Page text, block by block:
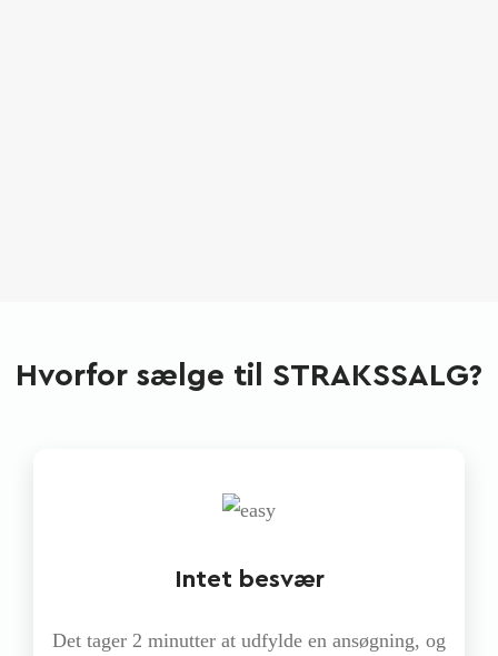
Hvorfor sælge til STRAKSSALG?
Intet besvær
Det tager 2 minutter at udfylde en ansøgning, og